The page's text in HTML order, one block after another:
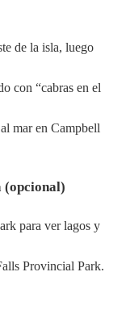
de la isla, luego
con “cabras en el
mar en Campbell
(opcional)
para ver lagos y
Provincial Park.